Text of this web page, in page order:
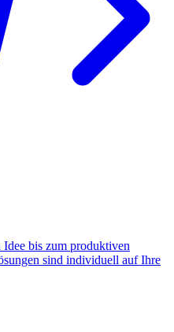
Idee bis zum produktiven
sind individuell auf Ihre